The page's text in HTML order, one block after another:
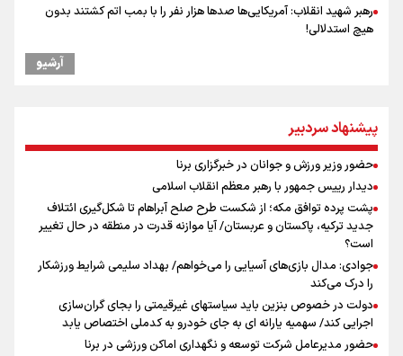
رهبر شهید انقلاب: آمریکایی‌ها صدها هزار نفر را با بمب اتم کشتند بدون
هیچ استدلالی!
دیدار رییس جمهور با رهبر معظم انقلاب اسلامی
نشست استاندار فارس با خبرنگاران
علی‌نژاد در مراسم انجمن ورزشی نویسان در روز خبرنگار : رسانه‌های خبری
در سال گذشته تا به امروز اتفاقات بزرگی را رقم زدند
پیش‌بینی قیمت طلا، سکه و دلار یکشنبه ۱۸ مرداد / دلار چه نقشه ای برای
بازار دارد؟
آرشیو
پیشنهاد سردبیر
حضور وزیر ورزش و جوانان در خبرگزاری برنا
دیدار رییس جمهور با رهبر معظم انقلاب اسلامی
پشت پرده توافق مکه؛ از شکست طرح صلح آبراهام تا شکل‌گیری ائتلاف
جدید ترکیه، پاکستان و عربستان/ آیا موازنه قدرت در منطقه در حال تغییر
است؟
جوادی: مدال بازی‌های آسیایی را می‌خواهم/ بهداد سلیمی شرایط ورزشکار
را درک می‌کند
دولت در خصوص بنزین باید سیاستهای غیرقیمتی را بجای گران‌سازی
اجرایی کند/ سهمیه یارانه ای به جای خودرو به کدملی اختصاص یابد
حضور مدیرعامل شرکت توسعه و نگهداری اماکن ورزشی در برنا